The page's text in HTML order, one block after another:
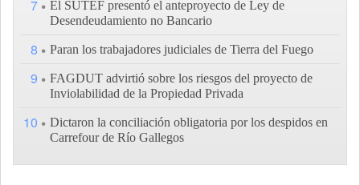
7
El SUTEF presentó el anteproyecto de Ley de
Desendeudamiento no Bancario
8 Paran los trabajadores judiciales de Tierra del Fuego
9
FAGDUT advirtió sobre los riesgos del proyecto de
Inviolabilidad de la Propiedad Privada
10
Dictaron la conciliación obligatoria por los despidos en
Carrefour de Río Gallegos